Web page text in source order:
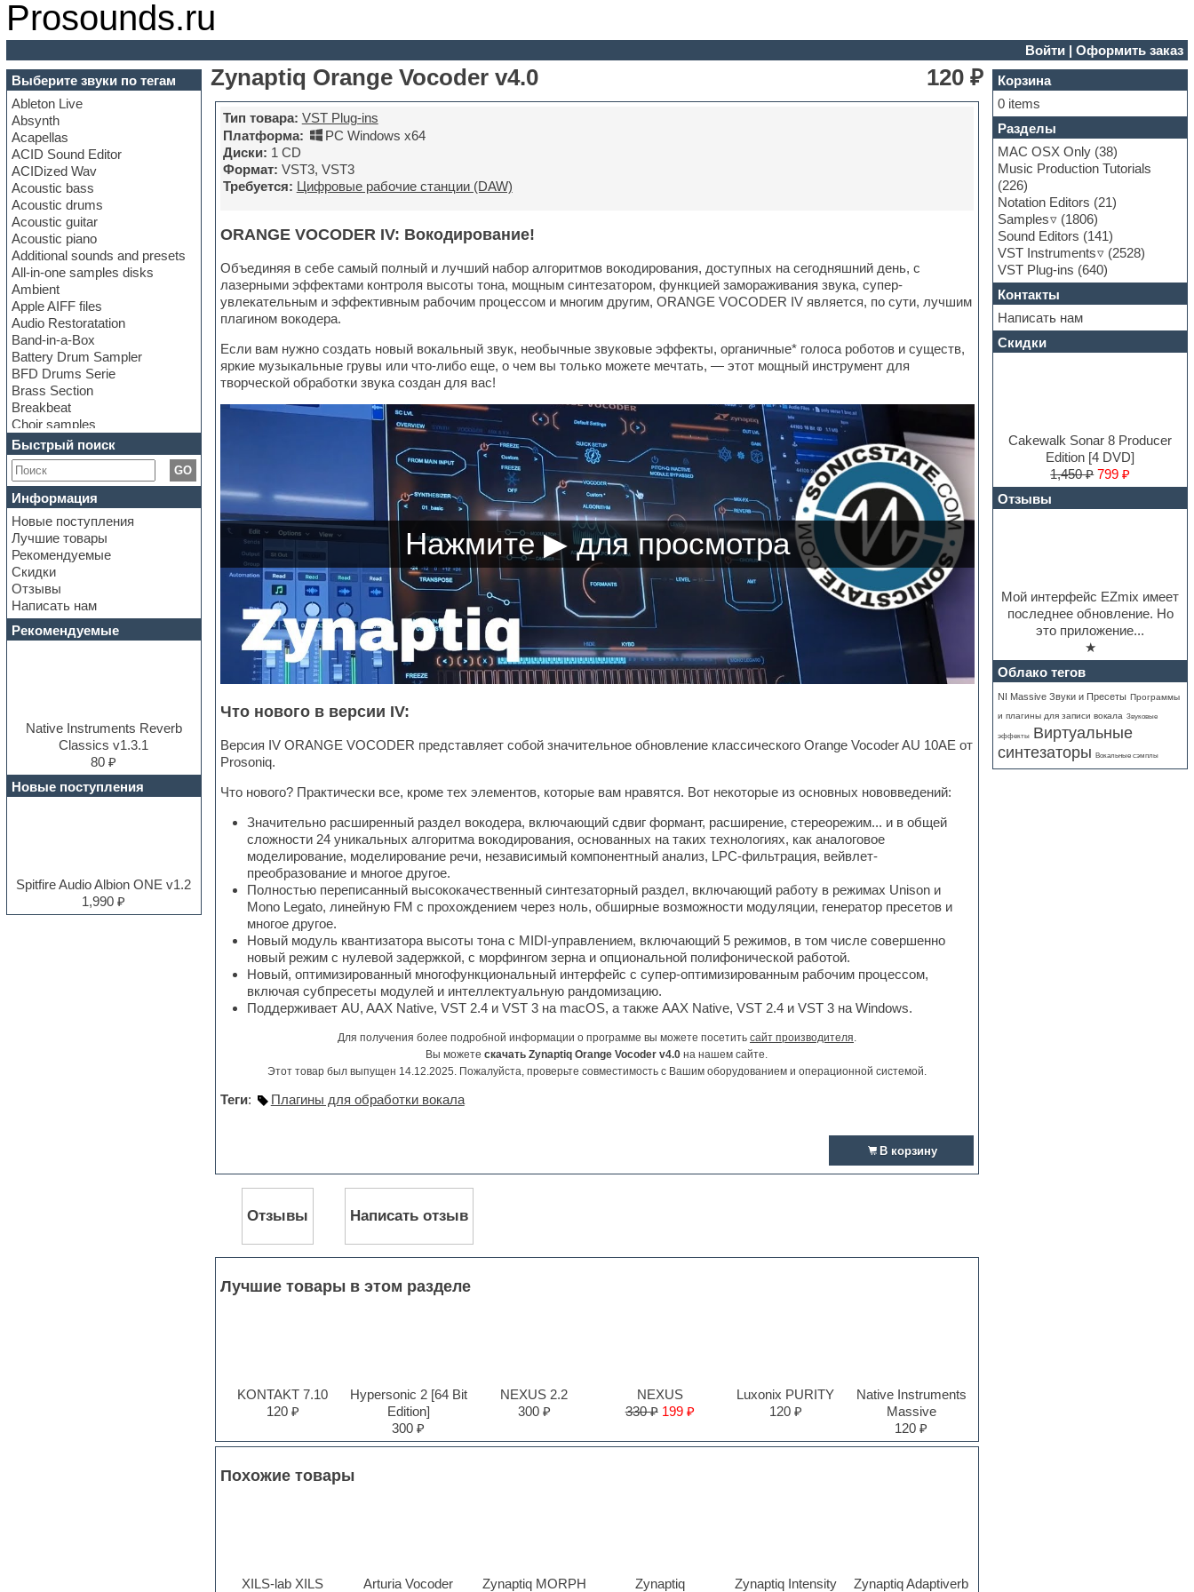
Prosounds.ru
Войти |Оформить заказ
Выберите звуки по тегам
Ableton Live
Absynth
Acapellas
ACID Sound Editor
ACIDized Wav
Acoustic bass
Acoustic drums
Acoustic guitar
Acoustic piano
Additional sounds and presets
All-in-one samples disks
Ambient
Apple AIFF files
Audio Restoratation
Band-in-a-Box
Battery Drum Sampler
BFD Drums Serie
Brass Section
Breakbeat
Choir samples
Chris Hein Samples
Cinematic samples
Club bass
Club leads
Club sounds
Construction kits
Convolution
Cubase
Dance drums
Dance music production
tutorials
DAW
Disco samples
Dubstep
E-MU Samples
Electric guitar
Electric piano
EXS24 Instruments
Finale
FL Studio
Быстрый поиск
GO
Информация
Новые поступления
Лучшие товары
Рекомендуемые
Скидки
Отзывы
Написать нам
Рекомендуемые
Native Instruments Reverb
Classics v1.3.1
80 ₽
Новые поступления
Spitfire Audio Albion ONE v1.2
1,990 ₽
Zynaptiq Orange Vocoder v4.0 120 ₽
Тип товара: VST Plug-ins
Платформа:
PC Windows x64
Диски: 1 CD
Формат: VST3, VST3
Требуется: Цифровые рабочие станции (DAW)
ORANGE VOCODER IV: Вокодирование!
Объединяя в себе самый полный и лучший набор алгоритмов вокодирования, доступных на сегодняшний день, с
лазерными эффектами контроля высоты тона, мощным синтезатором, функцией замораживания звука, супер-
увлекательным и эффективным рабочим процессом и многим другим, ORANGE VOCODER IV является, по сути, лучшим
плагином вокодера.
Если вам нужно создать новый вокальный звук, необычные звуковые эффекты, органичные* голоса роботов и существ,
яркие музыкальные грувы или что-либо еще, о чем вы только можете мечтать, — этот мощный инструмент для
творческой обработки звука создан для вас!
Что нового в версии IV:
Версия IV ORANGE VOCODER представляет собой значительное обновление классического Orange Vocoder AU 10AE от
Prosoniq.
Что нового? Практически все, кроме тех элементов, которые вам нравятся. Вот некоторые из основных нововведений:
Значительно расширенный раздел вокодера, включающий сдвиг формант, расширение, стереорежим... и в общей
сложности 24 уникальных алгоритма вокодирования, основанных на таких технологиях, как аналоговое
моделирование, моделирование речи, независимый компонентный анализ, LPC-фильтрация, вейвлет-
преобразование и многое другое.
Полностью переписанный высококачественный синтезаторный раздел, включающий работу в режимах Unison и
Mono Legato, линейную FM с прохождением через ноль, обширные возможности модуляции, генератор пресетов и
многое другое.
Новый модуль квантизатора высоты тона с MIDI-управлением, включающий 5 режимов, в том числе совершенно
новый режим с нулевой задержкой, с морфингом зерна и опциональной полифонической работой.
Новый, оптимизированный многофункциональный интерфейс с супер-оптимизированным рабочим процессом,
включая субпресеты модулей и интеллектуальную рандомизацию.
Поддерживает AU, AAX Native, VST 2.4 и VST 3 на macOS, а также AAX Native, VST 2.4 и VST 3 на Windows.
Для получения более подробной информации о программе вы можете посетить сайт производителя.
Вы можетескачать Zynaptiq Orange Vocoder v4.0 на нашем сайте.
Этот товар был выпущен 14.12.2025. Пожалуйста, проверьте совместимость с Вашим оборудованием и операционной системой.
Теги: Плагины для обработки вокала
В корзину
Отзывы Написать отзыв
Лучшие товары в этом разделе
KONTAKT 7.10
120 ₽
Hypersonic 2 [64 Bit
Edition]
300 ₽
NEXUS 2.2
300 ₽
NEXUS
330 ₽ 199 ₽
Luxonix PURITY
120 ₽
Native Instruments
Massive
120 ₽
Похожие товары
XILS-lab XILS Arturia Vocoder Zynaptiq MORPH Zynaptiq Zynaptiq Intensity Zynaptiq Adaptiverb
Корзина
0 items
Разделы
MAC OSX Only (38)
Music Production Tutorials
(226)
Notation Editors (21)
Samples
(1806)
Sound Editors (141)
VST Instruments
(2528)
VST Plug-ins (640)
Контакты
Написать нам
Скидки
Cakewalk Sonar 8 Producer
Edition [4 DVD]
1,450 ₽ 799 ₽
Отзывы
Мой интерфейс EZmix имеет
последнее обновление. Но
это приложение...
★
Облако тегов
NI Massive Звуки и Пресеты Программы
и плагины для записи вокала Звуковые
эффекты Виртуальные
синтезаторы Вокальные сэмплы